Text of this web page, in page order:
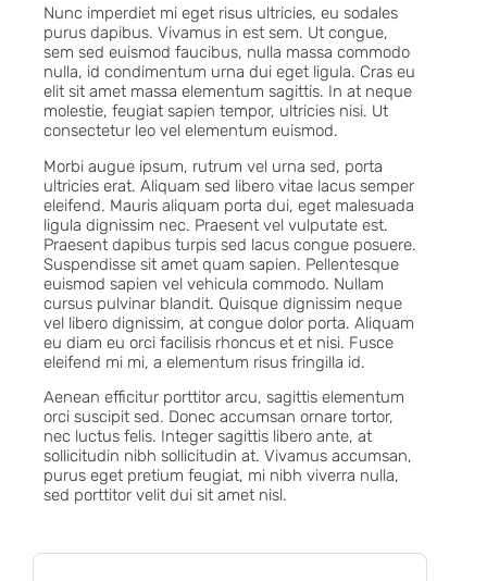
Nunc imperdiet mi eget risus ultricies, eu sodales
purus dapibus. Vivamus in est sem. Ut congue,
sem sed euismod faucibus, nulla massa commodo
nulla, id condimentum urna dui eget ligula. Cras eu
elit sit amet massa elementum sagittis. In at neque
molestie, feugiat sapien tempor, ultricies nisi. Ut
consectetur leo vel elementum euismod.
Morbi augue ipsum, rutrum vel urna sed, porta
ultricies erat. Aliquam sed libero vitae lacus semper
eleifend. Mauris aliquam porta dui, eget malesuada
ligula dignissim nec. Praesent vel vulputate est.
Praesent dapibus turpis sed lacus congue posuere.
Suspendisse sit amet quam sapien. Pellentesque
euismod sapien vel vehicula commodo. Nullam
cursus pulvinar blandit. Quisque dignissim neque
vel libero dignissim, at congue dolor porta. Aliquam
eu diam eu orci facilisis rhoncus et et nisi. Fusce
eleifend mi mi, a elementum risus fringilla id.
Aenean efficitur porttitor arcu, sagittis elementum
orci suscipit sed. Donec accumsan ornare tortor,
nec luctus felis. Integer sagittis libero ante, at
sollicitudin nibh sollicitudin at. Vivamus accumsan,
purus eget pretium feugiat, mi nibh viverra nulla,
sed porttitor velit dui sit amet nisl.